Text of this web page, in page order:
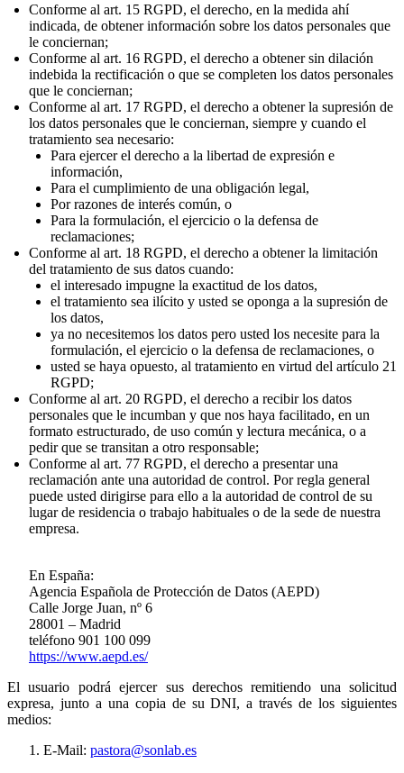
Conforme al art. 15 RGPD, el derecho, en la medida ahí
indicada, de obtener información sobre los datos personales que
le conciernan;
Conforme al art. 16 RGPD, el derecho a obtener sin dilación
indebida la rectificación o que se completen los datos personales
que le conciernan;
Conforme al art. 17 RGPD, el derecho a obtener la supresión de
los datos personales que le conciernan, siempre y cuando el
tratamiento sea necesario:
Para ejercer el derecho a la libertad de expresión e
información,
Para el cumplimiento de una obligación legal,
Por razones de interés común, o
Para la formulación, el ejercicio o la defensa de
reclamaciones;
Conforme al art. 18 RGPD, el derecho a obtener la limitación
del tratamiento de sus datos cuando:
el interesado impugne la exactitud de los datos,
el tratamiento sea ilícito y usted se oponga a la supresión de
los datos,
ya no necesitemos los datos pero usted los necesite para la
formulación, el ejercicio o la defensa de reclamaciones, o
usted se haya opuesto, al tratamiento en virtud del artículo 21
RGPD;
Conforme al art. 20 RGPD, el derecho a recibir los datos
personales que le incumban y que nos haya facilitado, en un
formato estructurado, de uso común y lectura mecánica, o a
pedir que se transitan a otro responsable;
Conforme al art. 77 RGPD, el derecho a presentar una
reclamación ante una autoridad de control. Por regla general
puede usted dirigirse para ello a la autoridad de control de su
lugar de residencia o trabajo habituales o de la sede de nuestra
empresa.
En España:
Agencia Española de Protección de Datos (AEPD)
Calle Jorge Juan, nº 6
28001 – Madrid
teléfono 901 100 099
https://www.aepd.es/
El usuario podrá ejercer sus derechos remitiendo una solicitud
expresa, junto a una copia de su DNI, a través de los siguientes
medios:
E-Mail: pastora@sonlab.es